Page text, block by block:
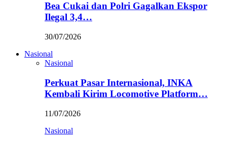
Bea Cukai dan Polri Gagalkan Ekspor
Ilegal 3,4…
30/07/2026
Nasional
Nasional
Perkuat Pasar Internasional, INKA
Kembali Kirim Locomotive Platform…
11/07/2026
Nasional